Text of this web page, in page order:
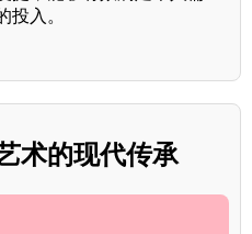
投入。
术的现代传承